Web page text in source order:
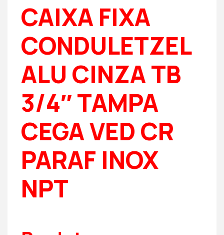
CAIXA FIXA
CONDULETZEL
ALU CINZA TB
3/4″ TAMPA
CEGA VED CR
PARAF INOX
NPT